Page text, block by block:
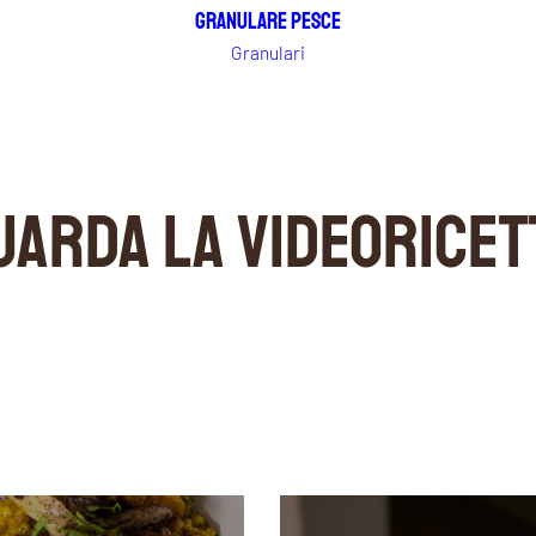
Granulare Pesce
Granulari
LA